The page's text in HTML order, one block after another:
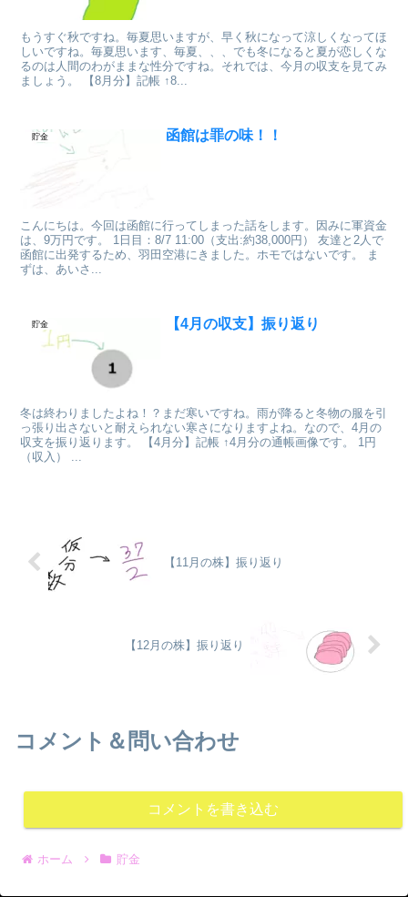
もうすぐ秋ですね。毎夏思いますが、早く秋になって涼しくなってほ
しいですね。毎夏思います、毎夏、、、でも冬になると夏が恋しくな
るのは人間のわがままな性分ですね。それでは、今月の収支を見てみ
ましょう。 【8月分】記帳 ↑8...
貯金 函館は罪の味！！
こんにちは。今回は函館に行ってしまった話をします。因みに軍資金
は、9万円です。 1日目：8/7 11:00（支出:約38,000円） 友達と2人で
函館に出発するため、羽田空港にきました。ホモではないです。 ま
ずは、あいさ...
貯金 【4月の収支】振り返り
冬は終わりましたよね！？まだ寒いですね。雨が降ると冬物の服を引
っ張り出さないと耐えられない寒さになりますよね。なので、4月の
収支を振り返ります。 【4月分】記帳 ↑4月分の通帳画像です。 1円
（収入） ...
【11月の株】振り返り
【12月の株】振り返り
コメント＆問い合わせ
コメントを書き込む
ホーム 貯金